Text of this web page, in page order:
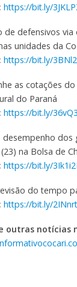
https://bit.ly/
de defensivos
unidades da
https://bit.ly/
as cotações
do Paraná
https://bit.ly/
desempenho dos
na Bolsa de
https://bit.ly/
do tempo
https://bit.ly/
outras notícias